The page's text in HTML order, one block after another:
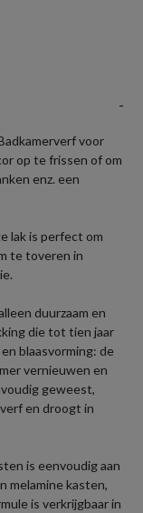
-
voor
op te frissen of om
enz. een
lak is perfect om
te toveren in
duurzaam en
die tot tien jaar
blaasvorming: de
vernieuwen en
geweest,
en droogt in
is eenvoudig aan
melamine kasten,
is verkrijgbaar in